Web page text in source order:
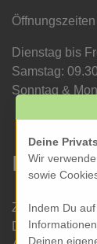
Dienstag bis
Samstag:
Sonntag &
Zahlung und
Datenschutz
Deine
Wir
sowie
Indem Du
Deinen